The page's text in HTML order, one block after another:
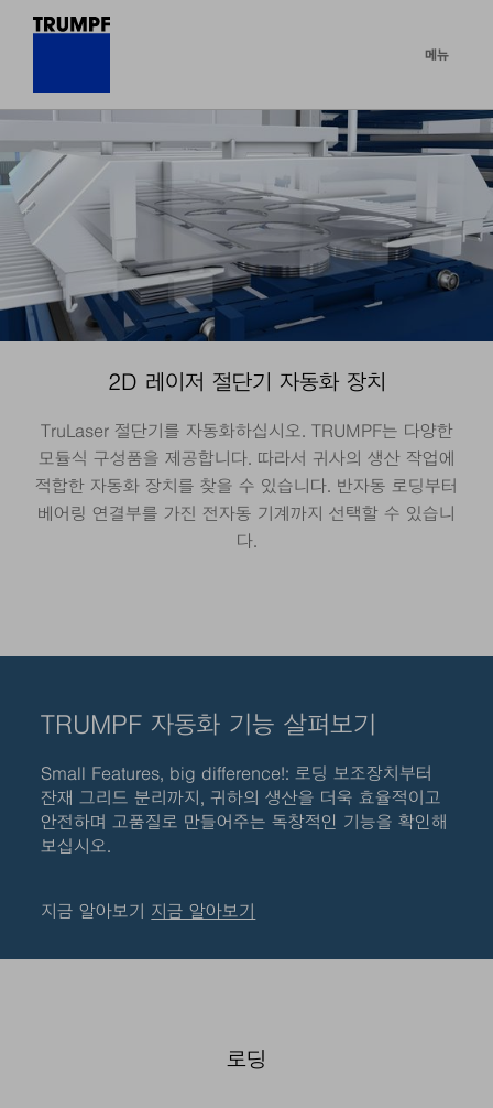
메뉴
2D 레이저 절단기 자동화 장치
TruLaser 절단기를 자동화하십시오. TRUMPF는 다양한
모듈식 구성품을 제공합니다. 따라서 귀사의 생산 작업에
적합한 자동화 장치를 찾을 수 있습니다. 반자동 로딩부터
베어링 연결부를 가진 전자동 기계까지 선택할 수 있습니
다.
TRUMPF 자동화 기능 살펴보기
Small Features, big difference!: 로딩 보조장치부터
잔재 그리드 분리까지, 귀하의 생산을 더욱 효율적이고
안전하며 고품질로 만들어주는 독창적인 기능을 확인해
보십시오.
지금 알아보기 지금 알아보기
로딩